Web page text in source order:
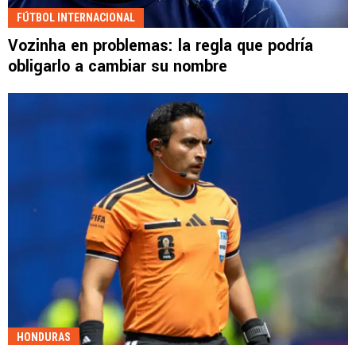
FÚTBOL INTERNACIONAL
Vozinha en problemas: la regla que podría
obligarlo a cambiar su nombre
HONDURAS